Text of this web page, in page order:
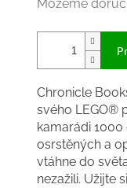
Môžeme
Chronicle
svého LEGO®
kamarádi
osrstěných a
vtáhne do
nezažili. Užijte